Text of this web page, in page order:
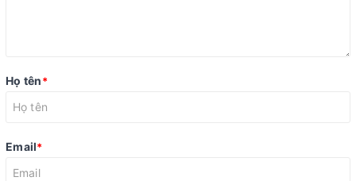
Họ tên*
Email*